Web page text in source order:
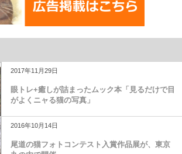
2017年11月29日
眼トレ+癒しが詰まったムック本「見るだけで目
がよくニャる猫の写真」
2016年10月14日
尾道の猫フォトコンテスト入賞作品展が、東京